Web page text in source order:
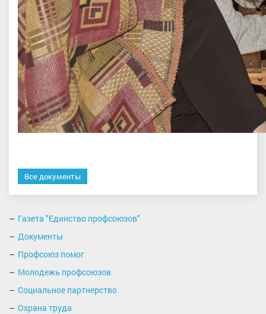
Все документы
Газета "Единство профсоюзов"
Документы
Профсоюз помог
Молодежь профсоюзов
Социальное партнерство
Охрана труда